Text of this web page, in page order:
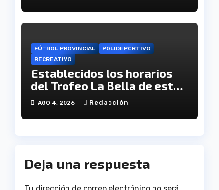
FÚTBOL PROVINCIAL
POLIDEPORTIVO
RECREATIVO
Establecidos los horarios
del Trofeo La Bella de este
viernes
AGO 4, 2026 Redacción
Deja una respuesta